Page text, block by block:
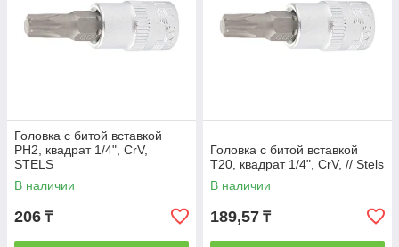
Головка с битой вставкой
PH2, квадрат 1/4", CrV,
STELS
В наличии
206 ₸
Головка с битой вставкой
T20, квадрат 1/4", CrV, // Stels
В наличии
189,57 ₸